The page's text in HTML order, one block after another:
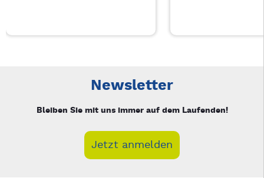
Newsletter
Bleiben Sie mit uns immer auf dem Laufenden!
Jetzt anmelden